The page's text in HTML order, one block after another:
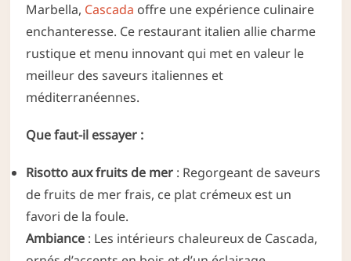
Marbella, Cascada offre une expérience culinaire
enchanteresse. Ce restaurant italien allie charme
rustique et menu innovant qui met en valeur le
meilleur des saveurs italiennes et
méditerranéennes.
Que faut-il essayer :
Risotto aux fruits de mer: Regorgeant de saveurs
de fruits de mer frais, ce plat crémeux est un
favori de la foule.
Ambiance: Les intérieurs chaleureux de Cascada,